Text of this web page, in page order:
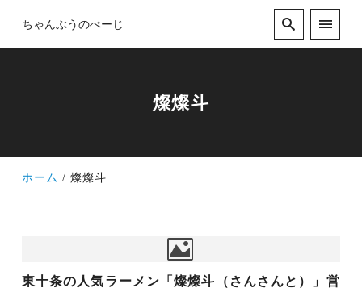
ちゃんぶうのぺーじ
燦燦斗
ホーム 燦燦斗
東十条の人気ラーメン「燦燦斗（さんさんと）」営